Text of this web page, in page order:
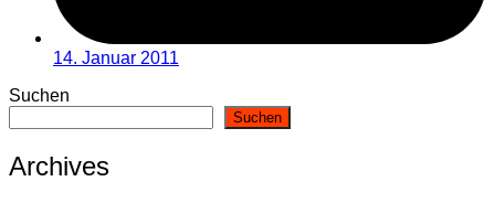
14. Januar 2011
Suchen
Suchen
Archives